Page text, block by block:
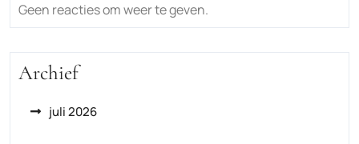
Geen reacties om weer te geven.
Archief
juli 2026